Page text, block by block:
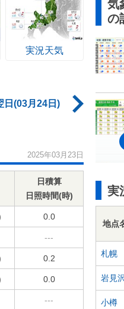
実況天気
日(03月24日)
2025年03月23日
日積算
日照時間(時)
0.0
---
0.2
0.0
---
気
の
実
地点
札幌
岩見沢
小樽